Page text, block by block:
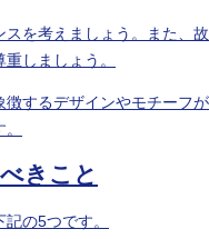
を考えましょう。また、故
しましょう。
するデザインやモチーフが
きこと
の5つです。